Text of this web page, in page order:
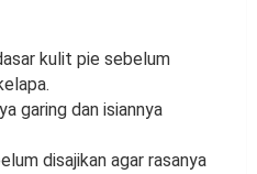
kulit pie sebelum
garing dan isiannya
disajikan agar rasanya